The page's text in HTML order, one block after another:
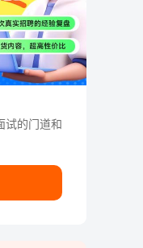
试的门道和